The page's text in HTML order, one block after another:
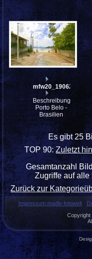
mfw20_190626
Beschreibung:
Porto Belo -
Brasilien
Es gibt 25
TOP 90:Zuletzt
Gesamtanzahl
Zugriffe auf
Zurück zur
Impressum madle-fotowelt